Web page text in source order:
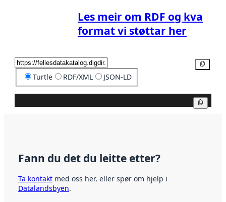
Les meir om RDF og kva
format vi støttar her
Turtle RDF/XML JSON-LD
Fann du det du leitte etter?
Ta kontakt med oss her, eller spør om hjelp i
Datalandsbyen.